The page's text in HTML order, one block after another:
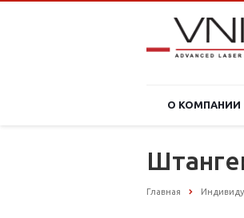
О КОМПАНИИ
Главная